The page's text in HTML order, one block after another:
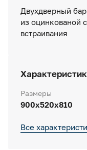
Двухдверный
из оцинкованой
встраивания
Размеры
900х520х810
Все